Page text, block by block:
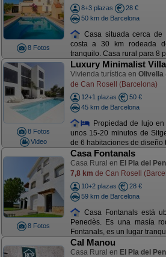
8 Fotos
8+3 plazas
28 €
50 km de Barcelona
Casa situada cerca
costa a 30 km rodeada
tranquilo. Casa rural para 8
8 Fotos
Video
Luxury Minimalist
Vivienda turística en Olivella
de Can Rosell (Barcelona)
12+1 plazas
50 €
45 km de Barcelona
Propiedad de lujo
unos 15-20 minutos de
de 6 habitaciones de diseño
8 Fotos
Casa Fontanals
Casa Rural en El Pla del
7,8 km de Can Rosell
10+2 plazas
28 €
59 km de Barcelona
Casa Fontanals está
Penedès. Es una masía
Fontanals, es un lugar
Cal Manou
Casa Rural en El Pla del